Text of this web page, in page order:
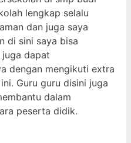
lengkap selalu
dan juga saya
di sini saya bisa
dapat
dengan mengikuti extra
Guru guru disini juga
dalam
peserta didik.